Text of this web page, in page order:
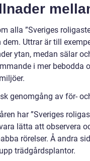
alla ”Sveriges
dem. Uttrar är till
ytan, medan sälar
i mer bebodda
genomgång av för-
har ”Sveriges
lätta att observera
rörelser. Å andra
trädgårdsplantor.